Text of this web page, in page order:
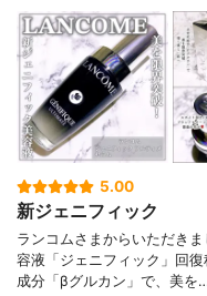
5.00
新ジェニフィック
ランコムさまからいただき
容液「ジェニフィック」回
成分「βグルカン」で、美を